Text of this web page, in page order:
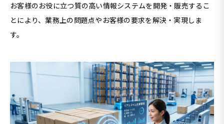
お客様のお役に立つ質の高い情報システムを開発・販売するこ
とにより、業務上の問題点やお客様の要求を解決・実現しま
す。